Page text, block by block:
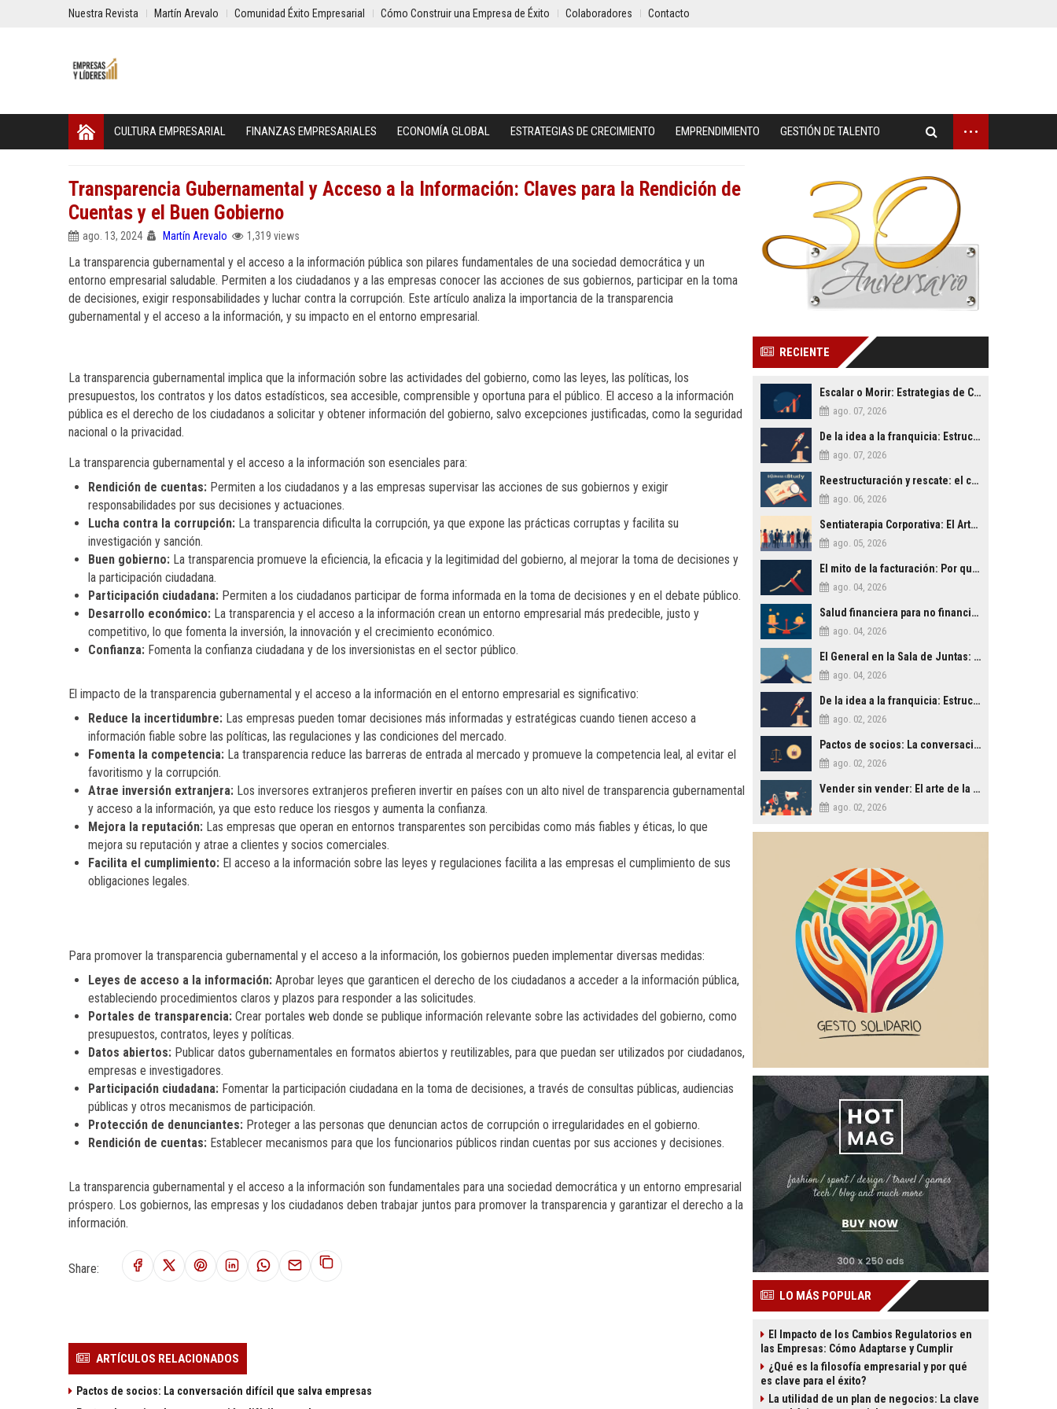
Nuestra Revista Martín Arevalo Comunidad Éxito Empresarial Cómo Construir una Empresa de Éxito Colaboradores Contacto
CULTURA EMPRESARIAL FINANZAS EMPRESARIALES ECONOMÍA GLOBAL ESTRATEGIAS DE CRECIMIENTO EMPRENDIMIENTO GESTIÓN DE TALENTO ...
Transparencia Gubernamental y Acceso a la Información: Claves para la Rendición de
Cuentas y el Buen Gobierno
ago. 13, 2024 Martín Arevalo 1,319 views
La transparencia gubernamental y el acceso a la información pública son pilares fundamentales de una sociedad democrática y un
entorno empresarial saludable. Permiten a los ciudadanos y a las empresas conocer las acciones de sus gobiernos, participar en la toma
de decisiones, exigir responsabilidades y luchar contra la corrupción. Este artículo analiza la importancia de la transparencia
gubernamental y el acceso a la información, y su impacto en el entorno empresarial.
La transparencia gubernamental implica que la información sobre las actividades del gobierno, como las leyes, las políticas, los
presupuestos, los contratos y los datos estadísticos, sea accesible, comprensible y oportuna para el público. El acceso a la información
pública es el derecho de los ciudadanos a solicitar y obtener información del gobierno, salvo excepciones justificadas, como la seguridad
nacional o la privacidad.
La transparencia gubernamental y el acceso a la información son esenciales para:
Rendición de cuentas: Permiten a los ciudadanos y a las empresas supervisar las acciones de sus gobiernos y exigir
responsabilidades por sus decisiones y actuaciones.
Lucha contra la corrupción: La transparencia dificulta la corrupción, ya que expone las prácticas corruptas y facilita su
investigación y sanción.
Buen gobierno: La transparencia promueve la eficiencia, la eficacia y la legitimidad del gobierno, al mejorar la toma de decisiones y
la participación ciudadana.
Participación ciudadana: Permiten a los ciudadanos participar de forma informada en la toma de decisiones y en el debate público.
Desarrollo económico: La transparencia y el acceso a la información crean un entorno empresarial más predecible, justo y
competitivo, lo que fomenta la inversión, la innovación y el crecimiento económico.
Confianza: Fomenta la confianza ciudadana y de los inversionistas en el sector público.
El impacto de la transparencia gubernamental y el acceso a la información en el entorno empresarial es significativo:
Reduce la incertidumbre: Las empresas pueden tomar decisiones más informadas y estratégicas cuando tienen acceso a
información fiable sobre las políticas, las regulaciones y las condiciones del mercado.
Fomenta la competencia: La transparencia reduce las barreras de entrada al mercado y promueve la competencia leal, al evitar el
favoritismo y la corrupción.
Atrae inversión extranjera: Los inversores extranjeros prefieren invertir en países con un alto nivel de transparencia gubernamental
y acceso a la información, ya que esto reduce los riesgos y aumenta la confianza.
Mejora la reputación: Las empresas que operan en entornos transparentes son percibidas como más fiables y éticas, lo que
mejora su reputación y atrae a clientes y socios comerciales.
Facilita el cumplimiento: El acceso a la información sobre las leyes y regulaciones facilita a las empresas el cumplimiento de sus
obligaciones legales.
Para promover la transparencia gubernamental y el acceso a la información, los gobiernos pueden implementar diversas medidas:
Leyes de acceso a la información: Aprobar leyes que garanticen el derecho de los ciudadanos a acceder a la información pública,
estableciendo procedimientos claros y plazos para responder a las solicitudes.
Portales de transparencia: Crear portales web donde se publique información relevante sobre las actividades del gobierno, como
presupuestos, contratos, leyes y políticas.
Datos abiertos: Publicar datos gubernamentales en formatos abiertos y reutilizables, para que puedan ser utilizados por ciudadanos,
empresas e investigadores.
Participación ciudadana: Fomentar la participación ciudadana en la toma de decisiones, a través de consultas públicas, audiencias
públicas y otros mecanismos de participación.
Protección de denunciantes: Proteger a las personas que denuncian actos de corrupción o irregularidades en el gobierno.
Rendición de cuentas: Establecer mecanismos para que los funcionarios públicos rindan cuentas por sus acciones y decisiones.
La transparencia gubernamental y el acceso a la información son fundamentales para una sociedad democrática y un entorno empresarial
próspero. Los gobiernos, las empresas y los ciudadanos deben trabajar juntos para promover la transparencia y garantizar el derecho a la
información.
Share:
ARTÍCULOS RELACIONADOS
Pactos de socios: La conversación difícil que salva empresas
RECIENTE
Escalar o Morir: Estrategias de Crecimiento Agresivo para PYMES
ago. 07, 2026
De la idea a la franquicia: Estructurando un modelo de negocio escalable
ago. 07, 2026
Reestructuración y rescate: el caso de una empresa familiar al borde del cierre
ago. 06, 2026
Sentiaterapia Corporativa: El Arte de Decidir con Inteligencia Emocional
ago. 05, 2026
El mito de la facturación: Por qué la rentabilidad es lo único que importa
ago. 04, 2026
Salud financiera para no financieros: Lo que tu contable no te explica
ago. 04, 2026
El General en la Sala de Juntas: Lecciones de Liderazgo Militar para la Empresa Civil
ago. 04, 2026
De la idea a la franquicia: Estructurando un modelo de negocio escalable
ago. 02, 2026
Pactos de socios: La conversación difícil que salva empresas
ago. 02, 2026
Vender sin vender: El arte de la persuasión ética en los negocios
ago. 02, 2026
LO MÁS POPULAR
El Impacto de los Cambios Regulatorios en
las Empresas: Cómo Adaptarse y Cumplir
¿Qué es la filosofía empresarial y por qué
es clave para el éxito?
La utilidad de un plan de negocios: La clave